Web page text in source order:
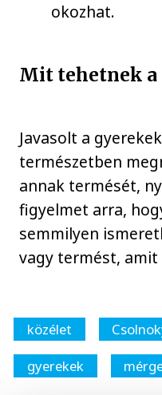
okozhat.
Mit tehetnek a
Javasolt a
természetben
annak termését,
figyelmet arra,
semmilyen
vagy termést, amit
közélet
gyerekek